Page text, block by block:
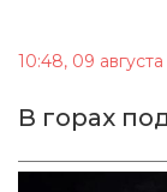
10:48, 09
В горах